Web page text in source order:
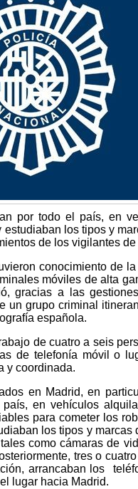
por todo el país, en
los tipos y
de los vigilantes de
conocimiento de
móviles de alta
gracias a las
un grupo criminal
española.
de cuatro a seis
de telefonía móvil o
y coordinada.
en Madrid, en
en vehículos
para cometer los
los tipos y
como cámaras de
tres o
arrancaban los
lugar hacia Madrid.